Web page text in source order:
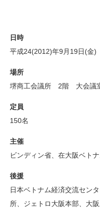
日時
平成24(2012)年9月19日(金
場所
堺商工会議所 2階 大会議
定員
150名
主催
ビンディン省、在大阪ベト
後援
日本ベトナム経済交流セン
所、ジェトロ大阪本部、大